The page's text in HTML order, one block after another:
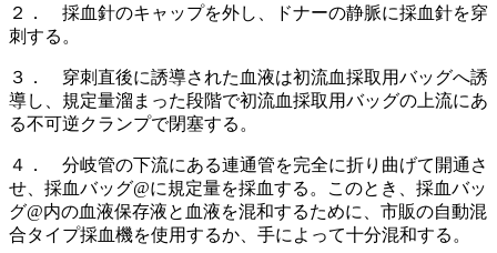
２． 採血針のキャップを外し、ドナーの静脈に採血針を穿
刺する。
３． 穿刺直後に誘導された血液は初流血採取用バッグへ誘
導し、規定量溜まった段階で初流血採取用バッグの上流にあ
る不可逆クランプで閉塞する。
４． 分岐管の下流にある連通管を完全に折り曲げて開通さ
せ、採血バッグ@に規定量を採血する。このとき、採血バッ
グ@内の血液保存液と血液を混和するために、市販の自動混
合タイプ採血機を使用するか、手によって十分混和する。